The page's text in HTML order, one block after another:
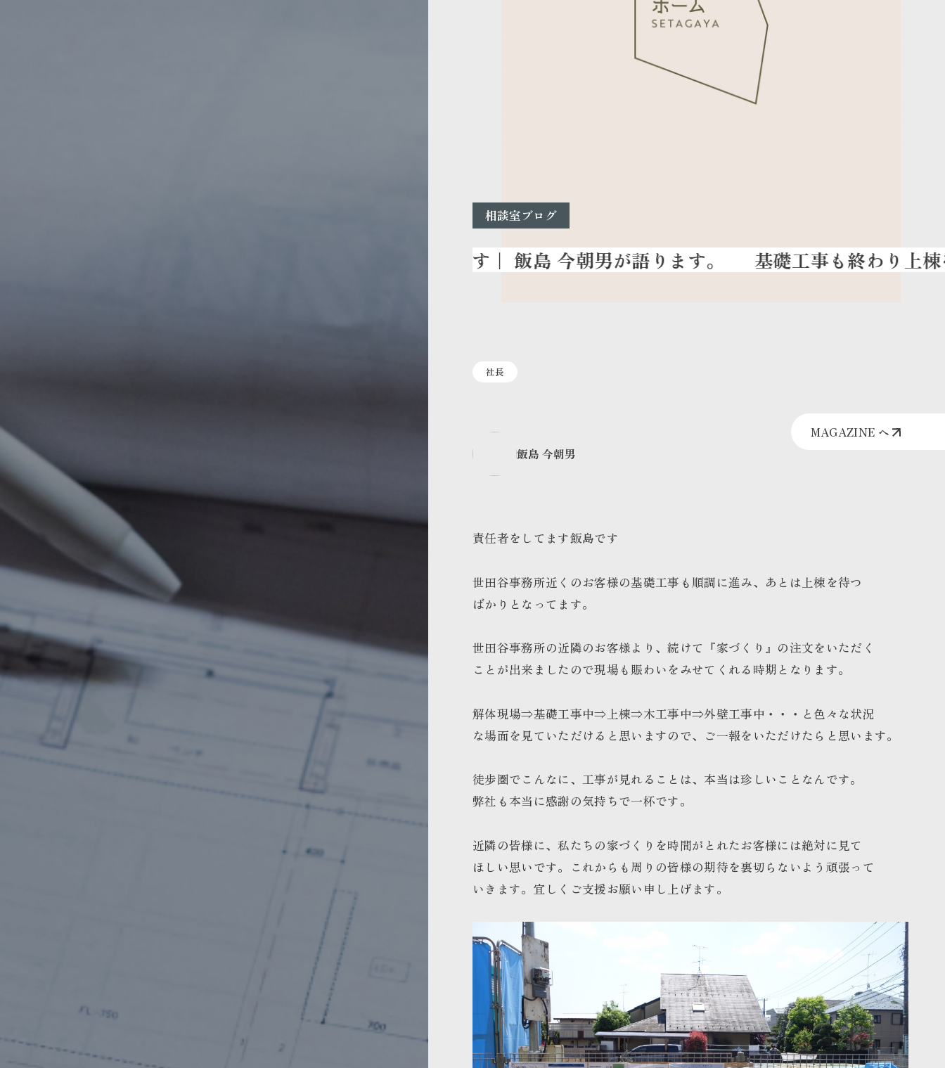
相談室ブログ
基礎工事も終わり上棟をまつば
社長
MAGAZINE へ
飯島 今朝男
責任者をしてます飯島です
世田谷事務所近くのお客様の基礎工事も順調に進み、あとは上棟を待つ
ばかりとなってます。
世田谷事務所の近隣のお客様より、続けて『家づくり』の注文をいただく
ことが出来ましたので現場も賑わいをみせてくれる時期となります。
解体現場⇒基礎工事中⇒上棟⇒木工事中⇒外壁工事中・・・と色々な状況
な場面を見ていただけると思いますので、ご一報をいただけたらと思います。
徒歩圏でこんなに、工事が見れることは、本当は珍しいことなんです。
弊社も本当に感謝の気持ちで一杯です。
近隣の皆様に、私たちの家づくりを時間がとれたお客様には絶対に見て
ほしい思いです。これからも周りの皆様の期待を裏切らないよう頑張って
いきます。宜しくご支援お願い申し上げます。